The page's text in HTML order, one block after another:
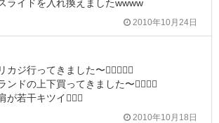
ライドを入れ換えましたwwww
2010年10月24日
カジ行ってきました〜
ンドの上下買ってきました〜
が若干キツイ
2010年10月18日